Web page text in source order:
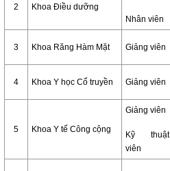
2 Khoa Điều dưỡng
Nhân viên
3 Khoa Răng Hàm Mặt Giảng viên
4 Khoa Y học Cổ truyền Giảng viên
5 Khoa Y tế Công cộng
Giảng viên
Kỹ thuật
viên